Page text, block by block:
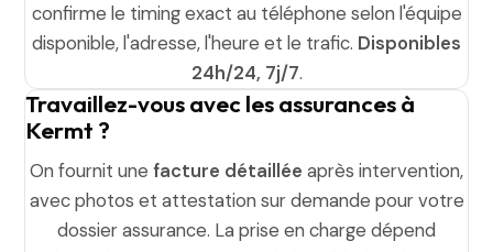
confirme le timing exact au téléphone selon l'équipe
disponible, l'adresse, l'heure et le trafic. Disponibles
24h/24, 7j/7.
Travaillez-vous avec les assurances à
Kermt ?
On fournit une facture détaillée après intervention,
avec photos et attestation sur demande pour votre
dossier assurance. La prise en charge dépend